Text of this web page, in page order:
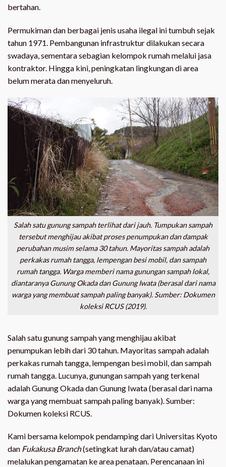
bertahan.
Permukiman dan berbagai jenis usaha ilegal ini tumbuh sejak
tahun 1971. Pembangunan infrastruktur dilakukan secara
swadaya, sementara sebagian kelompok rumah melalui jasa
kontraktor. Hingga kini, peningkatan lingkungan di area
belum merata dan menyeluruh.
Salah satu gunung sampah terlihat dari jauh. Tumpukan sampah
tersebut menghijau akibat proses penumpukan dan dampak
perubahan musim selama 30 tahun. Mayoritas sampah adalah
perkakas rumah tangga, lempengan besi mobil, dan sampah
rumah tangga. Warga memberi nama gunungan sampah lokal,
diantaranya Gunung Okada dan Gunung Iwata (berasal dari nama
warga yang membuat sampah paling banyak). Sumber: Dokumen
koleksi RCUS (2019).
Salah satu gunung sampah yang menghijau akibat
penumpukan lebih dari 30 tahun. Mayoritas sampah adalah
perkakas rumah tangga, lempengan besi mobil, dan sampah
rumah tangga. Lucunya, gunungan sampah yang terkenal
adalah Gunung Okada dan Gunung Iwata (berasal dari nama
warga yang membuat sampah paling banyak). Sumber:
Dokumen koleksi RCUS.
Kami bersama kelompok pendamping dari Universitas Kyoto
dan Fukakusa Branch(setingkat lurah dan/atau camat)
melalukan pengamatan ke area penataan. Perencanaan ini